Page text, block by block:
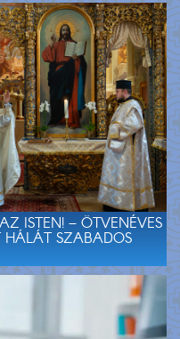
ISTEN! – ÖTVENÉVES
HÁLÁT SZABADOS